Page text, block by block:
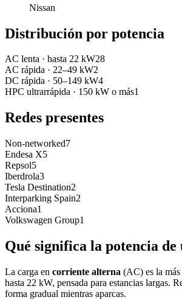
Nissan
Distribución por potencia
AC lenta · hasta 22 kW28
AC rápida · 22–49 kW2
DC rápida · 50–149 kW4
HPC ultrarrápida · 150 kW o más1
Redes presentes
Non-networked7
Endesa X5
Repsol5
Iberdrola3
Tesla Destination2
Interparking Spain2
Acciona1
Volkswagen Group1
Qué significa la potencia
La carga en corriente alterna (AC) es la
hasta 22 kW, pensada para estancias largas.
forma gradual mientras aparcas.